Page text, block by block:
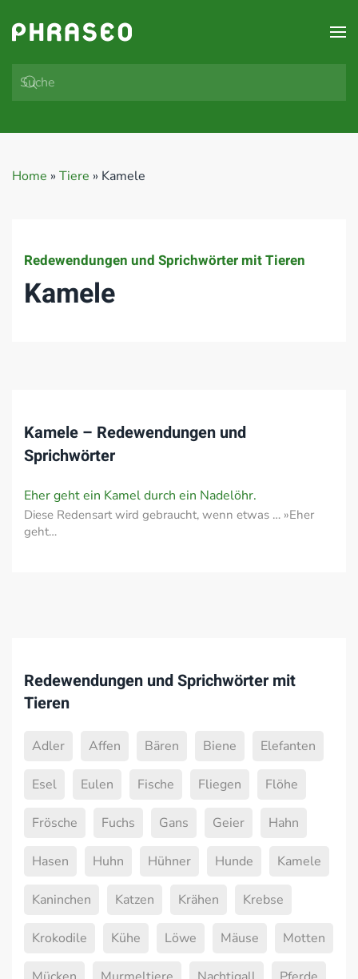
Zum Hauptinhalt springen
Home » Tiere » Kamele
Redewendungen und Sprichwörter mit Tieren
Kamele
Kamele – Redewendungen und
Sprichwörter
Eher geht ein Kamel durch ein Nadelöhr.
Diese Redensart wird gebraucht, wenn etwas … »Eher
geht…
Redewendungen und Sprichwörter mit
Tieren
Adler Affen Bären Biene Elefanten
Esel Eulen Fische Fliegen Flöhe
Frösche Fuchs Gans Geier Hahn
Hasen Huhn Hühner Hunde Kamele
Kaninchen Katzen Krähen Krebse
Krokodile Kühe Löwe Mäuse Motten